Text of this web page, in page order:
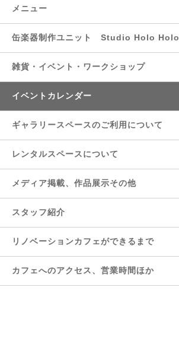
メニュー
缶楽器制作ユニット Studio Holo Holo
雑貨・イベント・ワークショップ
イベントカレンダー
ギャラリースペースのご利用について
レンタルスペースについて
メディア掲載、作品展示その他
スタッフ紹介
リノベーションカフェができるまで
カフェへのアクセス、営業時間ほか